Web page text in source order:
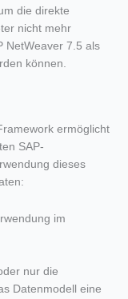
die direkte
nicht mehr
NetWeaver 7.5 als
können.
ermöglicht
SAP-
dieses
im
nur die
Datenmodell eine